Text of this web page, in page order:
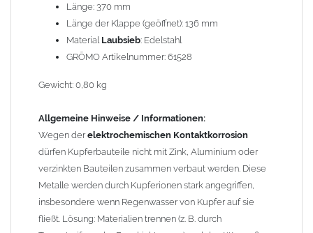
Kupfer kann mit Edelstahl und Blei kombiniert werden, da keine
erhebliche Kontaktkorrosion auftritt.
Einbauhinweis bei altengelöteten und gefalzten
gefalzten Alu-, Kupferrohren und gelöteten Zinkrohren ist oft
lasergeschweißte Rohre. Maßabweichungen von 1–2 mm sind
möglich. Anpassungsarbeiten wie Einziehen und Aufweiten sind
manchmal nötig, oder es muss sogar das Rohr ober- und
unterhalb durch ein neues lasergeschweißtes Fallrohr ersetzt
werden.
Zusammenbau vonMetall-Regenfallrohren mit KG- und HT-
Länge: 370 mm
Länge der Klappe (geöffnet): 136 mm
Material Laubsieb: Edelstahl
GRÖMO Artikelnummer: 61528
Gewicht: 0,80 kg
Allgemeine Hinweise / Informationen:
Wegen derelektrochemischen Kontaktkorrosion
dürfen Kupferbauteile nicht mit Zink, Aluminium oder
verzinkten Bauteilen zusammen verbaut werden. Diese
Metalle werden durch Kupferionen stark angegriffen,
insbesondere wenn Regenwasser von Kupfer auf sie
fließt. Lösung: Materialien trennen (z. B. durch